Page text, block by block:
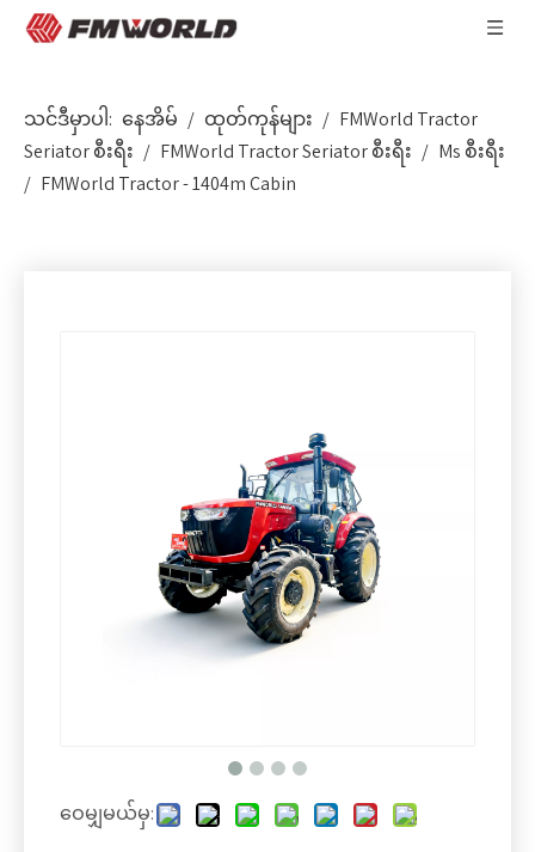
သင်ဒီမှာပါ: နေအိမ် / ထုတ်ကုန်များ / FMWorld Tractor
Seriator စီးရီး / FMWorld Tractor Seriator စီးရီး / Ms စီးရီး
/ FMWorld Tractor - 1404m Cabin
ဝေမျှမယ်မှ: